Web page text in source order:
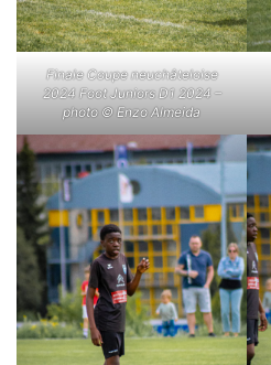
Finale Coupe neuchâteloise
2024 Foot Juniors D1 2024 –
photo © Enzo Almeida